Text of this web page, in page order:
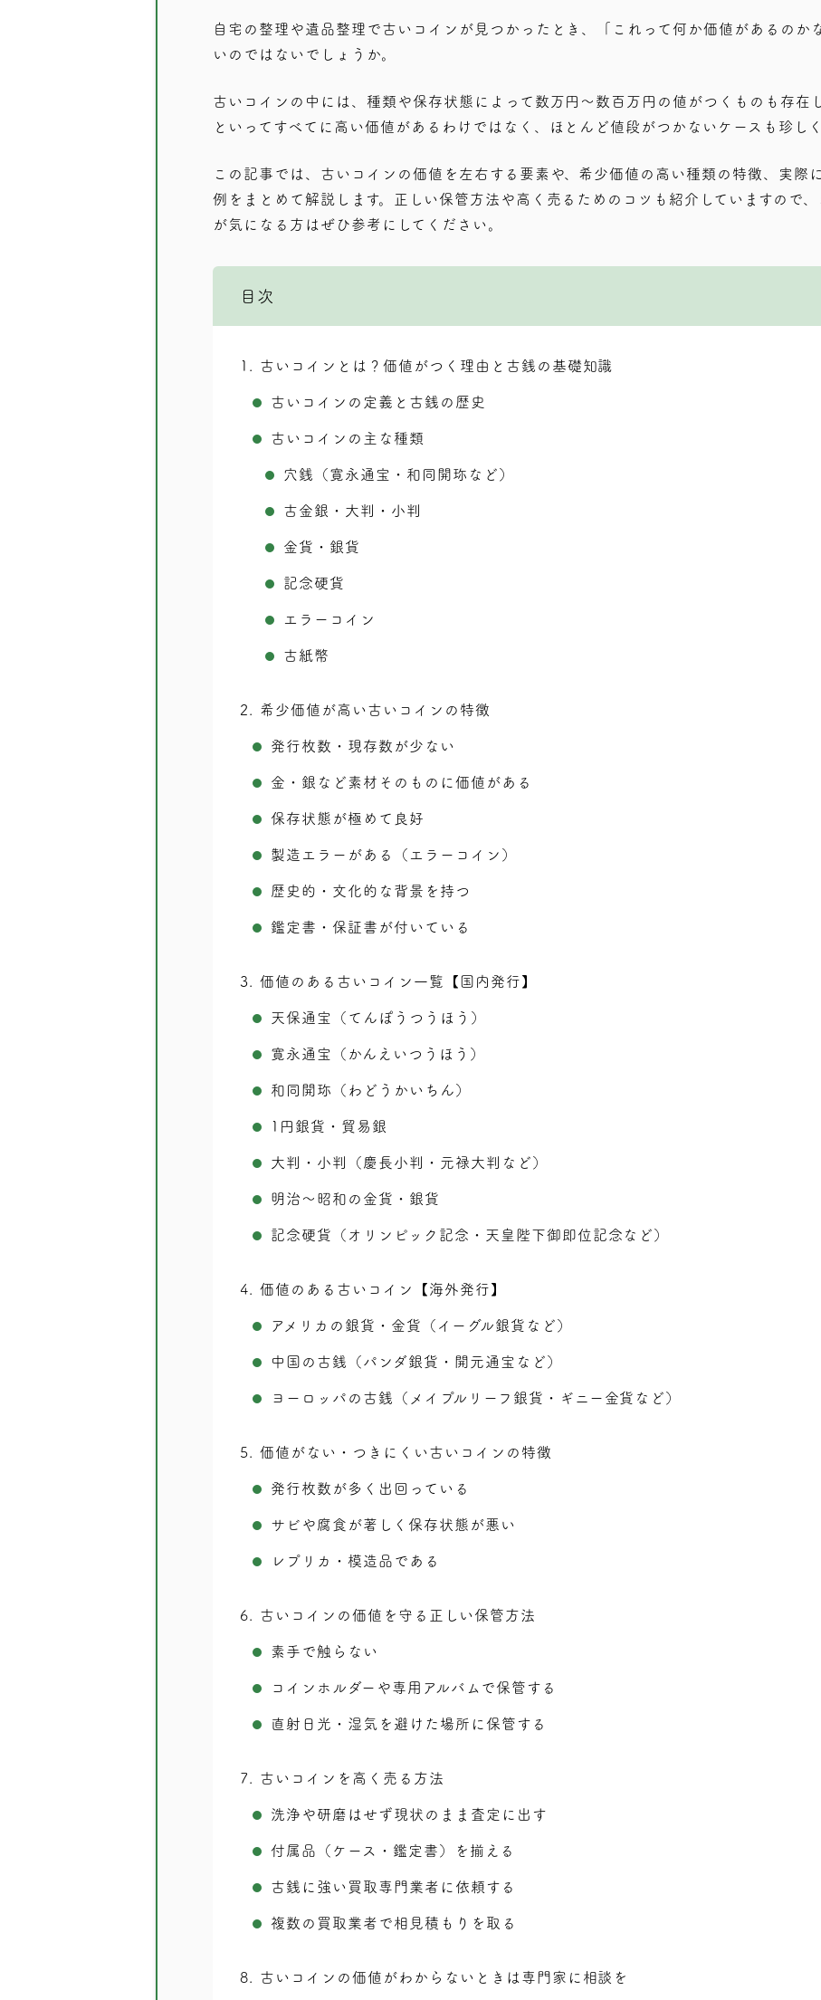
自宅の整理や遺品整理で古いコインが見つかったとき、「これって何か価値があるのか
いのではないでしょうか。
古いコインの中には、種類や保存状態によって数万円〜数百万円の値がつくものも存在
といってすべてに高い価値があるわけではなく、ほとんど値段がつかないケースも珍し
この記事では、 古いコインの価値を左右する要素や、希少価値の高い種類の特徴、実際
例 をまとめて解説します。正しい保管方法や高く売るためのコツも紹介していますので
が気になる方はぜひ参考にしてください。
目次
1 古いコインとは？価値がつく理由と古銭の基礎知識
古いコインの定義と古銭の歴史
古いコインの主な種類
穴銭（寛永通宝・和同開珎など）
古金銀・大判・小判
金貨・銀貨
記念硬貨
エラーコイン
古紙幣
2 希少価値が高い古いコインの特徴
発行枚数・現存数が少ない
金・銀など素材そのものに価値がある
保存状態が極めて良好
製造エラーがある（エラーコイン）
歴史的・文化的な背景を持つ
鑑定書・保証書が付いている
3 価値のある古いコイン一覧【国内発行】
天保通宝（てんぽうつうほう）
寛永通宝（かんえいつうほう）
和同開珎（わどうかいちん）
1円銀貨・貿易銀
大判・小判（慶長小判・元禄大判など）
明治〜昭和の金貨・銀貨
記念硬貨（オリンピック記念・天皇陛下御即位記念など）
4 価値のある古いコイン【海外発行】
アメリカの銀貨・金貨（イーグル銀貨など）
中国の古銭（パンダ銀貨・開元通宝など）
ヨーロッパの古銭（メイプルリーフ銀貨・ギニー金貨など）
5 価値がない・つきにくい古いコインの特徴
発行枚数が多く出回っている
サビや腐食が著しく保存状態が悪い
レプリカ・模造品である
6 古いコインの価値を守る正しい保管方法
素手で触らない
コインホルダーや専用アルバムで保管する
直射日光・湿気を避けた場所に保管する
7 古いコインを高く売る方法
洗浄や研磨はせず現状のまま査定に出す
付属品（ケース・鑑定書）を揃える
古銭に強い買取専門業者に依頼する
複数の買取業者で相見積もりを取る
8 古いコインの価値がわからないときは専門家に相談を